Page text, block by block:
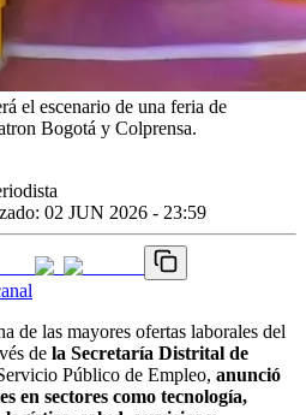
el escenario de una feria de
Bogotá y Colprensa.
02 JUN 2026 - 23:59
de las mayores ofertas laborales del
de la Secretaría Distrital de
Público de Empleo, anunció
en sectores como tecnología,